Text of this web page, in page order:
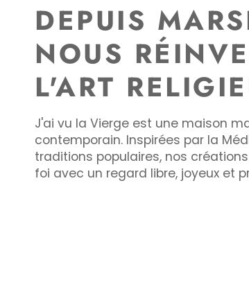
DEPUIS
NOUS
L'ART
J'ai vu la Vierge est une maison
contemporain. Inspirées par la
traditions populaires, nos
foi avec un regard libre, joyeux et